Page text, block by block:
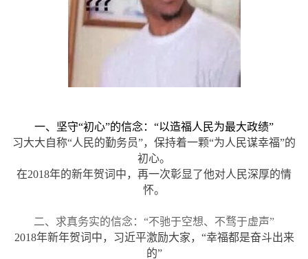
一、 坚守“初心”的信念：“以造福人民为最大政绩”
习大大自称“人民的勤务员”，保持着一颗“为人民谋幸福”的
初心。
在2018年的新年贺词中，再一次彰显了他对人民深厚的情
怀。
二、 求真务实的信念：“不驰于空想、不骛于虚声”
2018年新年贺词中，习近平激励大家， “幸福都是奋斗出来
的”